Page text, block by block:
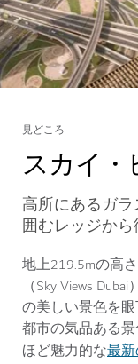
見どころ
スカイ・
高所にあるガ
囲むレッジか
地上219.5mの高
（Sky Views
の美しい景色を
都市の気品ある
ほど魅力的な最